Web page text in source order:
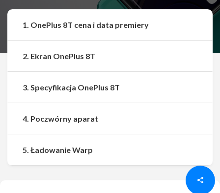
Udostępnij
1. OnePlus 8T cena i data premiery
2. Ekran OnePlus 8T
3. Specyfikacja OnePlus 8T
4. Poczwórny aparat
5. Ładowanie Warp